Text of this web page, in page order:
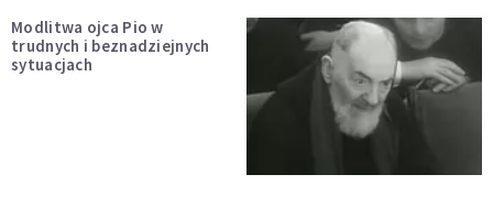
Modlitwa ojca Pio w
trudnych i beznadziejnych
sytuacjach